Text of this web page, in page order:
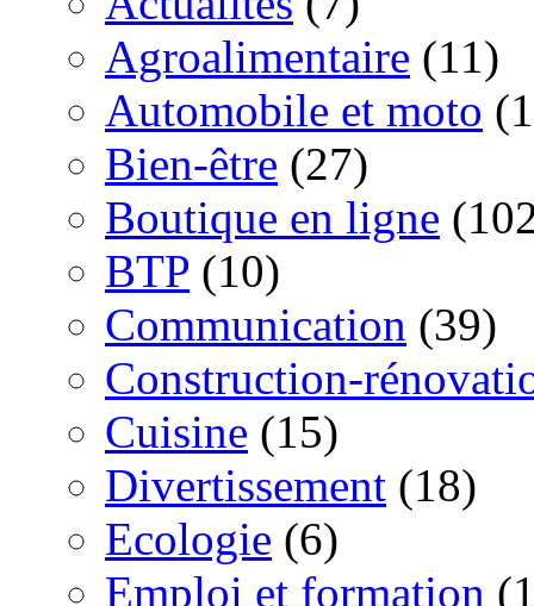
Agroalimentaire (11)
Automobile et moto
Bien-être (27)
Boutique en ligne
BTP (10)
Communication (39)
Construction-
Cuisine (15)
Divertissement (18)
Ecologie (6)
Emploi et formation